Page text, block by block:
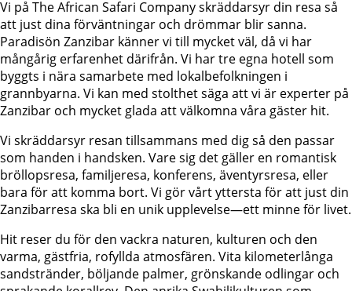
Vi på The African Safari Company skräddarsyr din resa så
att just dina förväntningar och drömmar blir sanna.
Paradisön Zanzibar känner vi till mycket väl, då vi har
mångårig erfarenhet därifrån. Vi har tre egna hotell som
byggts i nära samarbete med lokalbefolkningen i
grannbyarna. Vi kan med stolthet säga att vi är experter på
Zanzibar och mycket glada att välkomna våra gäster hit.
Vi skräddarsyr resan tillsammans med dig så den passar
som handen i handsken. Vare sig det gäller en romantisk
bröllopsresa, familjeresa, konferens, äventyrsresa, eller
bara för att komma bort. Vi gör vårt yttersta för att just din
Zanzibarresa ska bli en unik upplevelse—ett minne för livet.
Hit reser du för den vackra naturen, kulturen och den
varma, gästfria, rofyllda atmosfären. Vita kilometerlånga
sandstränder, böljande palmer, grönskande odlingar och